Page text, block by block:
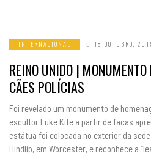
INTERNACIONAL 18 OUTUBRO,
REINO UNIDO |
CÃES POLÍCIAS
Foi revelado um monumento de
escultor Luke Kite a partir de facas
estátua foi colocada no exterior da
Hindlip, em Worcester, e reconhece a